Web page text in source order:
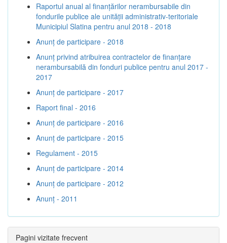
Raportul anual al finanțărilor nerambursabile din
fondurile publice ale unității administrativ-teritoriale
Municipiul Slatina pentru anul 2018 - 2018
Anunț de participare - 2018
Anunț privind atribuirea contractelor de finanţare
nerambursabilă din fonduri publice pentru anul 2017 -
2017
Anunț de participare - 2017
Raport final - 2016
Anunț de participare - 2016
Anunț de participare - 2015
Regulament - 2015
Anunț de participare - 2014
Anunț de participare - 2012
Anunț - 2011
Pagini vizitate frecvent